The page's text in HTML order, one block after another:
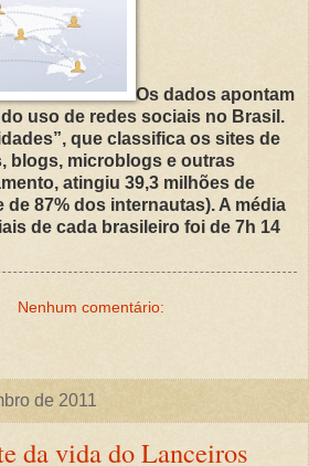
Os dados apontam
uso de redes sociais no Brasil.
que classifica os sites de
blogs, microblogs e outras
atingiu 39,3 milhões de
de 87% dos internautas). A média
de cada brasileiro foi de 7h 14
Nenhum comentário:
de 2011
da vida do Lanceiros